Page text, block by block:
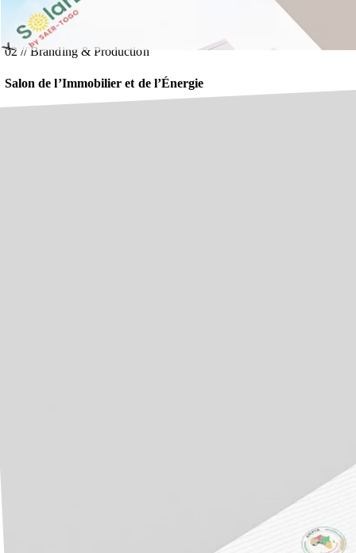
02 //Branding & Production
Salon de l’Immobilier et de l’Énergie